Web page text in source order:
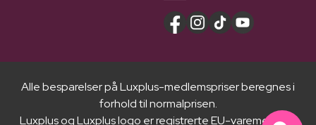
Alle besparelser på Luxplus-medlemspriser beregnes i
forhold til normalprisen.
Luxplus og Luxplus logo er registrerte EU-varemerker ®